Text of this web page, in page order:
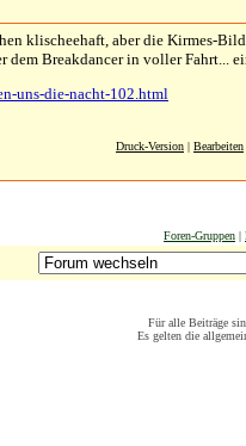
klischeehaft, aber die Kirmes-
dem Breakdancer in voller Fahrt...
uns-die-nacht-102.html
Druck-Version | Bearbeiten
Foren-Gruppen |
Für alle Beiträge
Es gelten die